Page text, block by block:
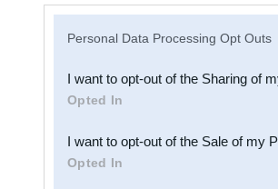
Downstream Participants
third parties.
Personal Data Processing Opt Outs
I want to opt-out of the Sharing of
Opted In
I want to opt-out of the Sale of my
Opted In